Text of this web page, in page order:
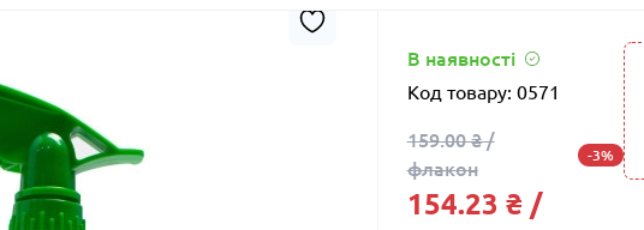
В наявності
Код товару: 0571
159.00 ₴ /
флакон
-3%
154.23 ₴ /